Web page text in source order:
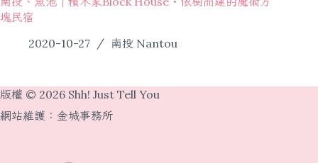
塊民宿
2020-10-27
南投 Nantou
版權 © 2026 Shh! Just Tell You
網站維護： 金城事務所